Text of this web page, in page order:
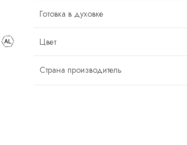
Готовка в духовке
Цвет
Страна производитель